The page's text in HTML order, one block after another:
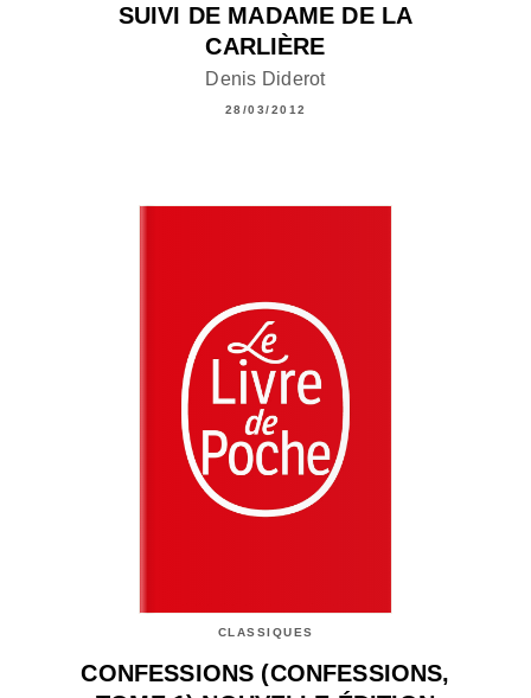
SUIVI DE MADAME DE LA
CARLIÈRE
Denis Diderot
28/03/2012
CLASSIQUES
CONFESSIONS (CONFESSIONS,